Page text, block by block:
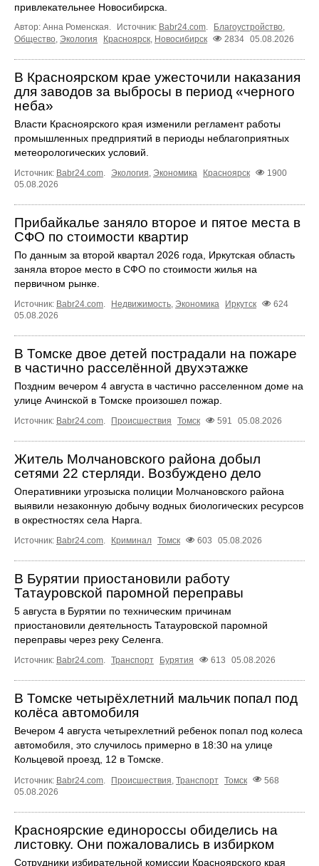
привлекательнее Новосибирска.
Автор: Анна Роменская. Источник: Babr24.com Благоустройство
Общество, Экология Красноярск, Новосибирск 2834 05.08.2026
В Красноярском крае ужесточили наказания
для заводов за выбросы в период «черного
неба»
Власти Красноярского края изменили регламент работы
промышленных предприятий в периоды неблагоприятных
метеорологических условий.
Источник: Babr24.com. Экология, Экономика Красноярск
1900
05.08.2026
Прибайкалье заняло второе и пятое места в
СФО по стоимости квартир
По данным за второй квартал 2026 года, Иркутская область
заняла второе место в СФО по стоимости жилья на
первичном рынке.
Источник: Babr24.com. Недвижимость, Экономика Иркутск
624
05.08.2026
В Томске двое детей пострадали на пожаре
в частично расселённой двухэтажке
Поздним вечером 4 августа в частично расселенном доме на
улице Ачинской в Томске произошел пожар.
Источник: Babr24.com. Происшествия Томск 591 05.08.2026
Житель Молчановского района добыл
сетями 22 стерляди. Возбуждено дело
Оперативники угрозыска полиции Молчановского района
выявили незаконную добычу водных биологических ресурсов
в окрестностях села Нарга.
Источник: Babr24.com. Криминал Томск 603 05.08.2026
В Бурятии приостановили работу
Татауровской паромной переправы
5 августа в Бурятии по техническим причинам
приостановили деятельность Татауровской паромной
переправы через реку Селенга.
Источник: Babr24.com. Транспорт Бурятия 613 05.08.2026
В Томске четырёхлетний мальчик попал под
колёса автомобиля
Вечером 4 августа четырехлетний ребенок попал под колеса
автомобиля, это случилось примерно в 18:30 на улице
Кольцевой проезд, 12 в Томске.
Источник: Babr24.com Происшествия Транспорт Томск
568
05.08.2026
Красноярские единороссы обиделись на
листовку. Они пожаловались в избирком
Сотрудники избирательной комиссии Красноярского края